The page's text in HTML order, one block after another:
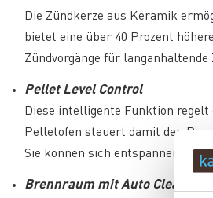
Die Zündkerze aus Keramik
bietet eine über 40 Prozent
Zündvorgänge für
Pellet Level Control
Diese intelligente Funktion
Pelletofen steuert damit den
Sie können sich entspannen.
Brennraum mit Auto Clean